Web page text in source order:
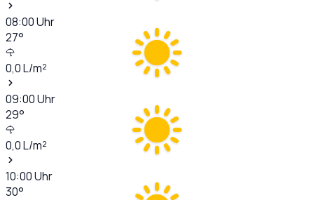
08:00Uhr
27°
0,0L/m²
09:00Uhr
29°
0,0L/m²
10:00Uhr
30°